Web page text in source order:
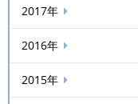
2017年
2016年
2015年